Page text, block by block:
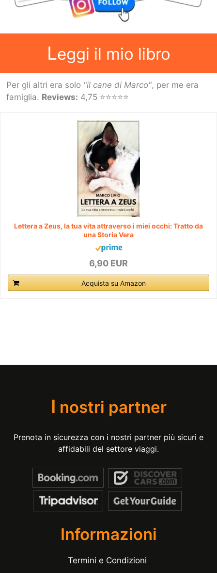
Leggi il mio libro
Per gli altri era solo "il cane di Marco", per me era
famiglia. Reviews: 4,75 ⭐⭐⭐⭐⭐
Lettera a Zeus, la tua vita attraverso i miei occhi: Tratto da
una Storia Vera
6,90 EUR
Acquista su Amazon
I nostri partner
Prenota in sicurezza con i nostri partner più sicuri e
affidabili del settore viaggi.
Informazioni
Termini e Condizioni